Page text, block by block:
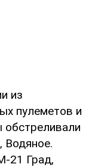
из
пулеметов и
обстреливали
Водяное.
21 Град,